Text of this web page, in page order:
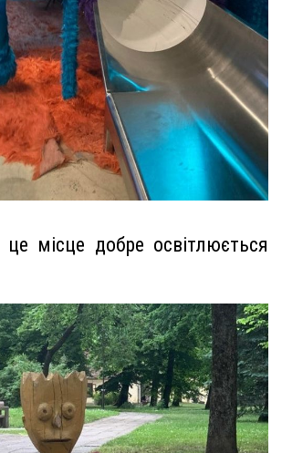
це місце добре освітлюється